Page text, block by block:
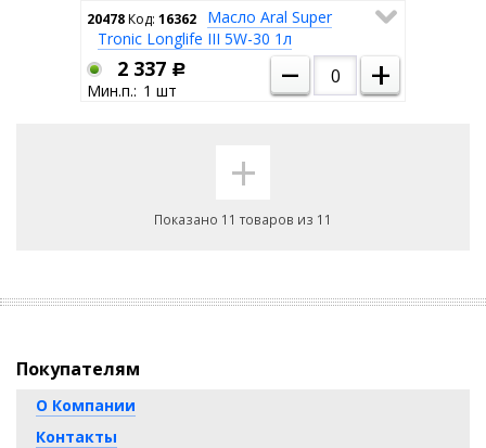
20478Код: 16362
Масло Aral Super
Tronic Longlife III 5W-30 1л
2 337 Р
1 – +
+
Показано 11 товаров из 11
Покупателям
О Компании
Контакты